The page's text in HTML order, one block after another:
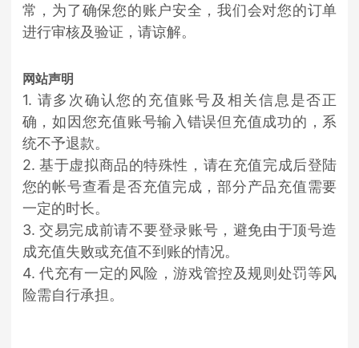
常，为了确保您的账户安全，我们会对您的订单
进行审核及验证，请谅解。
网站声明
1. 请多次确认您的充值账号及相关信息是否正
确，如因您充值账号输入错误但充值成功的，系
统不予退款。
2. 基于虚拟商品的特殊性，请在充值完成后登陆
您的帐号查看是否充值完成，部分产品充值需要
一定的时长。
3. 交易完成前请不要登录账号，避免由于顶号造
成充值失败或充值不到账的情况。
4. 代充有一定的风险，游戏管控及规则处罚等风
险需自行承担。